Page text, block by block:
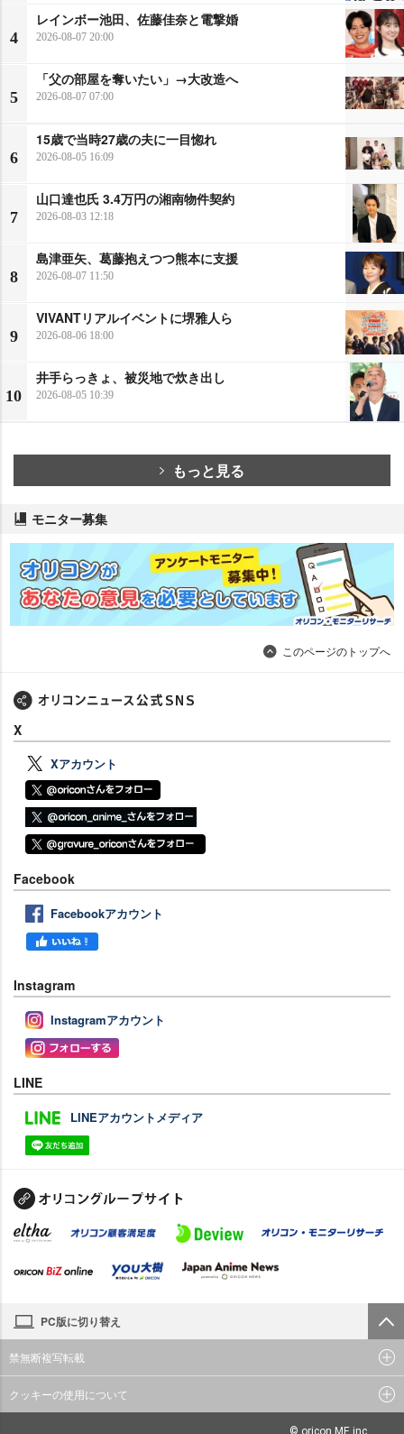
4
レインボー池田、佐藤佳奈と電撃婚
2026-08-07 20:00
5
「父の部屋を奪いたい」→大改造へ
2026-08-07 07:00
6
15歳で当時27歳の夫に一目惚れ
2026-08-05 16:09
7
山口達也氏 3.4万円の湘南物件契約
2026-08-03 12:18
8
島津亜矢、葛藤抱えつつ熊本に支援
2026-08-07 11:50
9
VIVANTリアルイベントに堺雅人ら
2026-08-06 18:00
10
井手らっきょ、被災地で炊き出し
2026-08-05 10:39
もっと見る
モニター募集
このページのトップへ
X
Xアカウント
Facebook
Facebookアカウント
Instagram
Instagramアカウント
LINE
LINEアカウントメディア
PC版に切り替え
禁無断複写転載
クッキーの使用について
© oricon ME inc.